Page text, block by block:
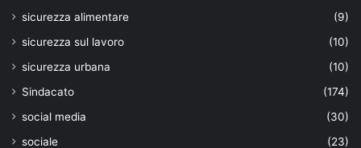
sicurezza alimentare
(9)
sicurezza sul lavoro
(10)
sicurezza urbana
(10)
Sindacato
(174)
social media
(30)
sociale
(23)